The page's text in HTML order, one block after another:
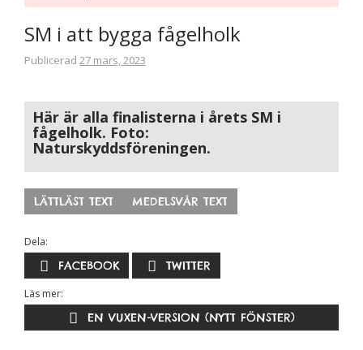
SM i att bygga fågelholk
Publicerad 27 mars, 2023
Här är alla finalisterna i årets SM i
fågelholk. Foto:
Naturskyddsföreningen.
LÄTTLÄST TEXT MEDELSVÅR TEXT
Dela:
FACEBOOK TWITTER
Läs mer:
EN VUXEN-VERSION (NYTT FÖNSTER)